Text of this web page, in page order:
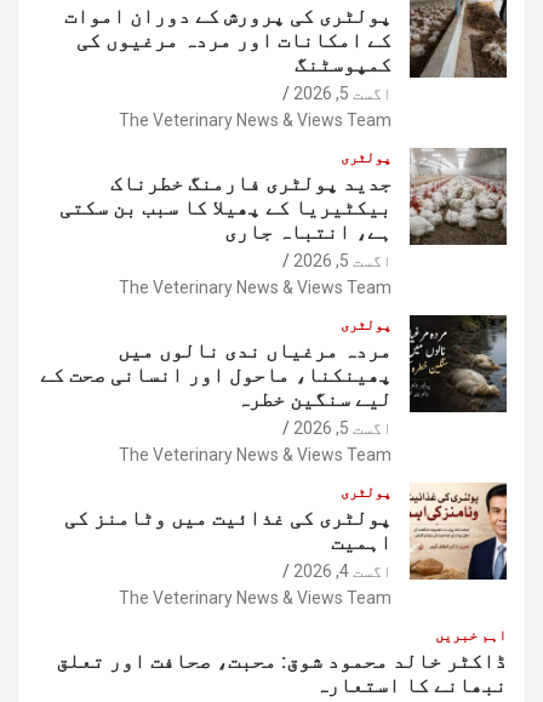
پولٹری کی پرورش کے دوران اموات
کے امکانات اور مردہ مرغیوں کی
کمپوسٹنگ
اگست 5, 2026
The Veterinary News & Views Team
پولٹری
جدید پولٹری فارمنگ خطرناک
بیکٹیریا کے پھیلا کا سبب بن سکتی
ہے، انتباہ جاری
اگست 5, 2026
The Veterinary News & Views Team
پولٹری
مردہ مرغیاں ندی نالوں میں
پھینکنا، ماحول اور انسانی صحت کے
لیے سنگین خطرہ
اگست 5, 2026
The Veterinary News & Views Team
پولٹری
پولٹری کی غذائیت میں وٹامنز کی
اہمیت
اگست 4, 2026
The Veterinary News & Views Team
اہم خبریں
ڈاکٹر خالد محمود شوق: محبت، صحافت اور تعلق
نبھانے کا استعارہ